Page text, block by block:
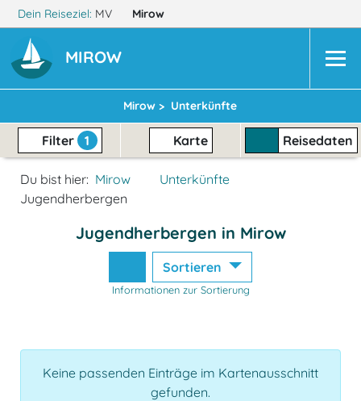
Dein Reiseziel: MV Mirow
MIROW
Mirow > Unterkünfte
Filter 1 Karte Reisedaten
Du bist hier: Mirow
Unterkünfte
Jugendherbergen
Jugendherbergen in Mirow
Sortieren
Informationen zur Sortierung
Keine passenden Einträge im Kartenausschnitt
gefunden.